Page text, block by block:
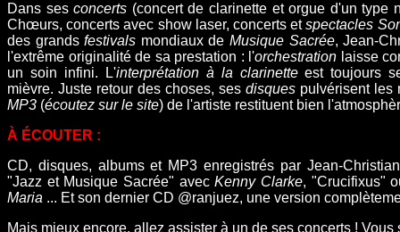
Dans sesconcerts (concert de clarinette etorgue d'un type
Chœurs,concerts avec show laser, concerts etspectacles
des grandsfestivals mondiaux deMusique Sacrée, Jean-
l'extrême originalité de sa prestation : l'orchestration laisse
un soin infini. L'interprétation à la clarinetteest toujours
mièvre. Juste retour des choses, ses disques pulvérisent les
MP3 (écoutez sur le site) de l'artiste restituent bien
À ÉCOUTER :
CD, disques, albums et MP3 enregistrés par Jean-
"Jazz et Musique Sacrée" avecKenny Clarke, "Crucifixus"
Maria ... Et son dernier CD @ranjuez, une version
Mais mieux encore, allez assister à un de ses concerts ! Vous